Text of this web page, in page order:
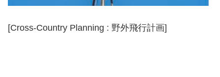
[Cross-Country Planning : 野外飛行計画]